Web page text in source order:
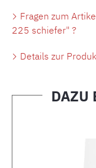
Fragen zum
225 schiefer" ?
Details zur
DAZU